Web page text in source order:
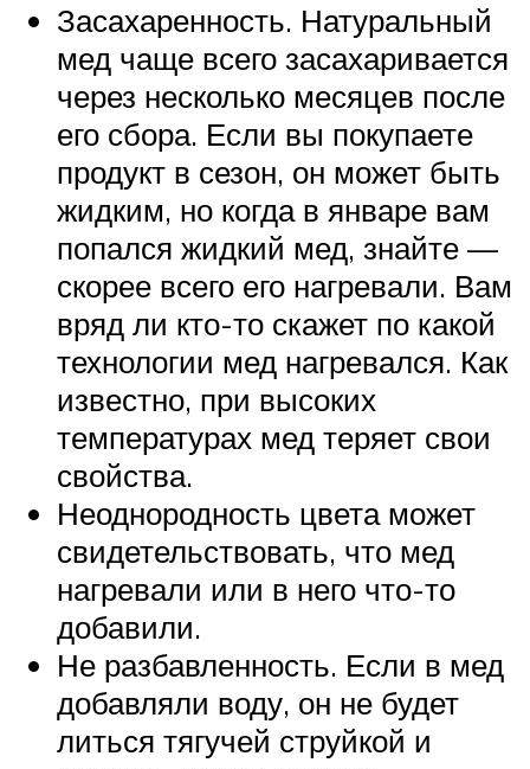
Засахаренность. Натуральный
мед чаще всего засахаривается
через несколько месяцев после
его сбора. Если вы покупаете
продукт в сезон, он может быть
жидким, но когда в январе вам
попался жидкий мед, знайте —
скорее всего его нагревали. Вам
вряд ли кто-то скажет по какой
технологии мед нагревался. Как
известно, при высоких
температурах мед теряет свои
свойства.
Неоднородность цвета может
свидетельствовать, что мед
нагревали или в него что-то
добавили.
Не разбавленность. Если в мед
добавляли воду, он не будет
литься тягучей струйкой и